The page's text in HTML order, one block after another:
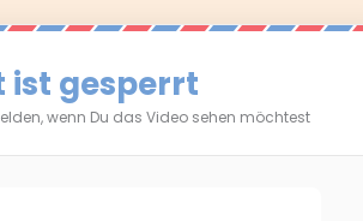
ist gesperrt
wenn Du das Video sehen möchtest